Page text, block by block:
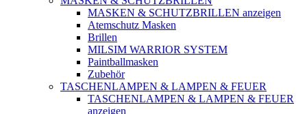
MASKEN & SCHUTZBRILLEN anzeigen
Atemschutz Masken
Brillen
MILSIM WARRIOR SYSTEM
Paintballmasken
Zubehör
TASCHENLAMPEN & LAMPEN & FEUER
TASCHENLAMPEN & LAMPEN & FEUER
anzeigen